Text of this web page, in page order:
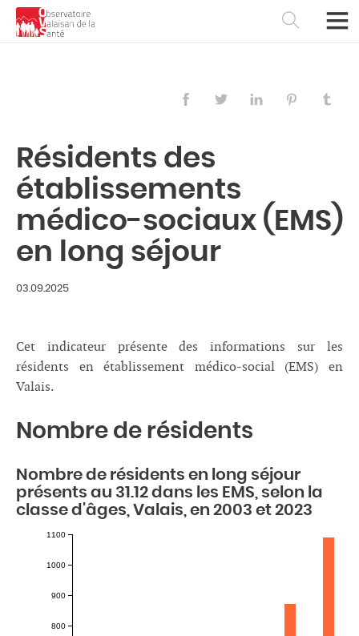
Résidents des
établissements
médico-sociaux (EMS)
en long séjour
03.09.2025
Cet indicateur présente des informations sur les
résidents en établissement médico-social (EMS) en
Valais.
Nombre de résidents
Nombre de résidents en long séjour
présents au 31.12 dans les EMS, selon la
classe d'âges, Valais, en 2003 et 2023
800
900
1000
1100